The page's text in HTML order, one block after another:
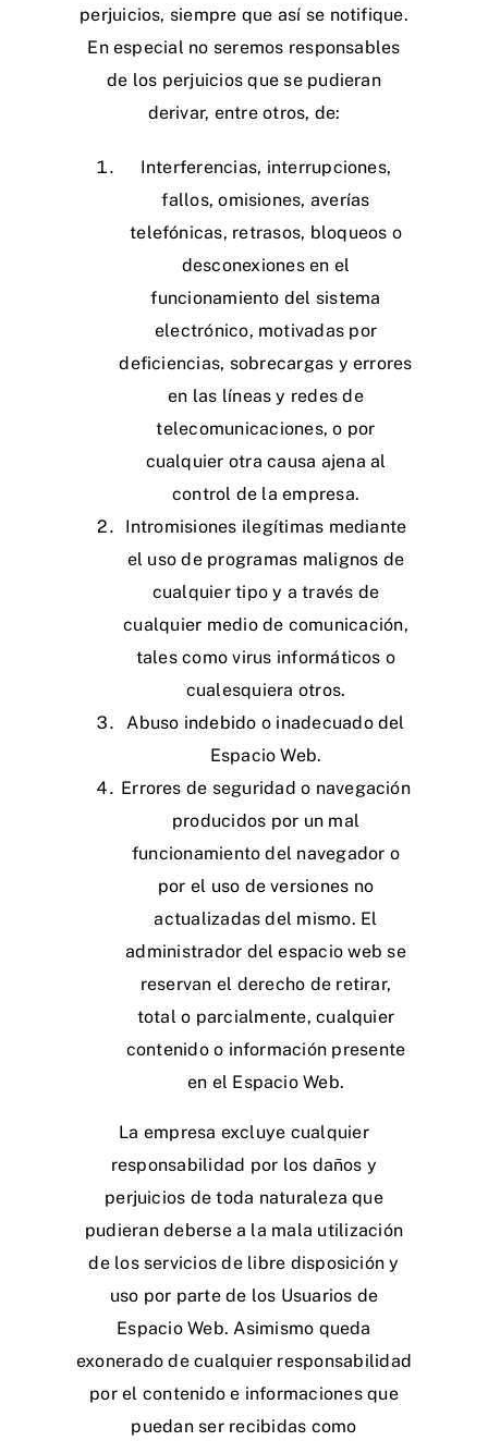
perjuicios, siempre que así se notifique.
En especial no seremos responsables
de los perjuicios que se pudieran
derivar, entre otros, de:
Interferencias, interrupciones,
fallos, omisiones, averías
telefónicas, retrasos, bloqueos o
desconexiones en el
funcionamiento del sistema
electrónico, motivadas por
deficiencias, sobrecargas y errores
en las líneas y redes de
telecomunicaciones, o por
cualquier otra causa ajena al
control de la empresa.
Intromisiones ilegítimas mediante
el uso de programas malignos de
cualquier tipo y a través de
cualquier medio de comunicación,
tales como virus informáticos o
cualesquiera otros.
Abuso indebido o inadecuado del
Espacio Web.
Errores de seguridad o navegación
producidos por un mal
funcionamiento del navegador o
por el uso de versiones no
actualizadas del mismo. El
administrador del espacio web se
reservan el derecho de retirar,
total o parcialmente, cualquier
contenido o información presente
en el Espacio Web.
La empresa excluye cualquier
responsabilidad por los daños y
perjuicios de toda naturaleza que
pudieran deberse a la mala utilización
de los servicios de libre disposición y
uso por parte de los Usuarios de
Espacio Web. Asimismo queda
exonerado de cualquier responsabilidad
por el contenido e informaciones que
puedan ser recibidas como